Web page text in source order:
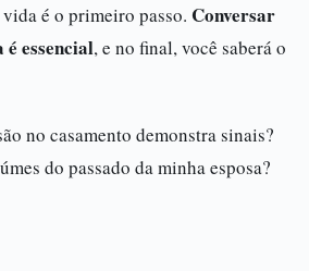
é o primeiro passo. Conversar
essencial, e no final, você saberá o
no casamento demonstra sinais?
do passado da minha esposa?